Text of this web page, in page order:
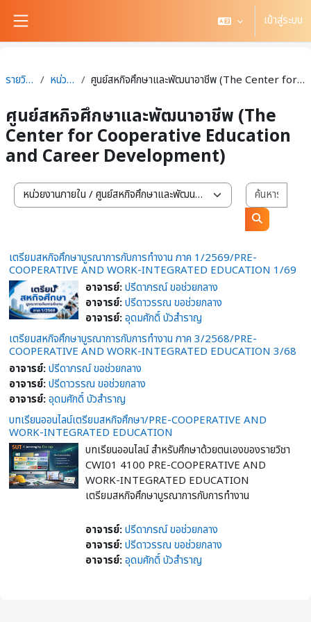
เข้าสู่ระบบ
รายวิชาทั้งหมด หน่วยงานภายใน ศูนย์สหกิจศึกษาและพัฒนาอาชีพ (The Center for Cooperative Education and Career Development)
ศูนย์สหกิจศึกษาและพัฒนาอาชีพ (The
Center for Cooperative Education
and Career Development)
สาขาวิชา / สำนักวิชา
ค้นหารายวิช
เตรียมสหกิจศึกษาบูรณาการกับการทำงาน ภาค 1/2569/PRE-
COOPERATIVE AND WORK-INTEGRATED EDUCATION 1/69
อาจารย์:ปรีดาภรณ์ ขอช่วยกลาง
อาจารย์:ปรีดาวรรณ ขอช่วยกลาง
อาจารย์:อุดมศักดิ์ บัวสำราญ
เตรียมสหกิจศึกษาบูรณาการกับการทำงาน ภาค 3/2568/PRE-
COOPERATIVE AND WORK-INTEGRATED EDUCATION 3/68
อาจารย์:ปรีดาภรณ์ ขอช่วยกลาง
อาจารย์:ปรีดาวรรณ ขอช่วยกลาง
อาจารย์:อุดมศักดิ์ บัวสำราญ
บทเรียนออนไลน์เตรียมสหกิจศึกษา/PRE-COOPERATIVE AND
WORK-INTEGRATED EDUCATION
บทเรียนออนไลน์ สำหรับศึกษาด้วยตนเองของรายวิชา
CWI01 4100 PRE-COOPERATIVE AND
WORK-INTEGRATED EDUCATION
เตรียมสหกิจศึกษาบูรณาการกับการทำงาน
อาจารย์:ปรีดาภรณ์ ขอช่วยกลาง
อาจารย์:ปรีดาวรรณ ขอช่วยกลาง
อาจารย์:อุดมศักดิ์ บัวสำราญ